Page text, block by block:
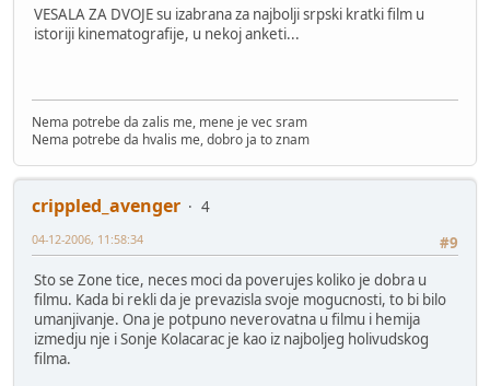
VESALA ZA DVOJE su izabrana za najbolji srpski kratki film u
istoriji kinematografije, u nekoj anketi...
Nema potrebe da zalis me, mene je vec sram
Nema potrebe da hvalis me, dobro ja to znam
crippled_avenger
4
#9
04-12-2006, 11:58:34
Sto se Zone tice, neces moci da poverujes koliko je dobra u
filmu. Kada bi rekli da je prevazisla svoje mogucnosti, to bi bilo
umanjivanje. Ona je potpuno neverovatna u filmu i hemija
izmedju nje i Sonje Kolacarac je kao iz najboljeg holivudskog
filma.